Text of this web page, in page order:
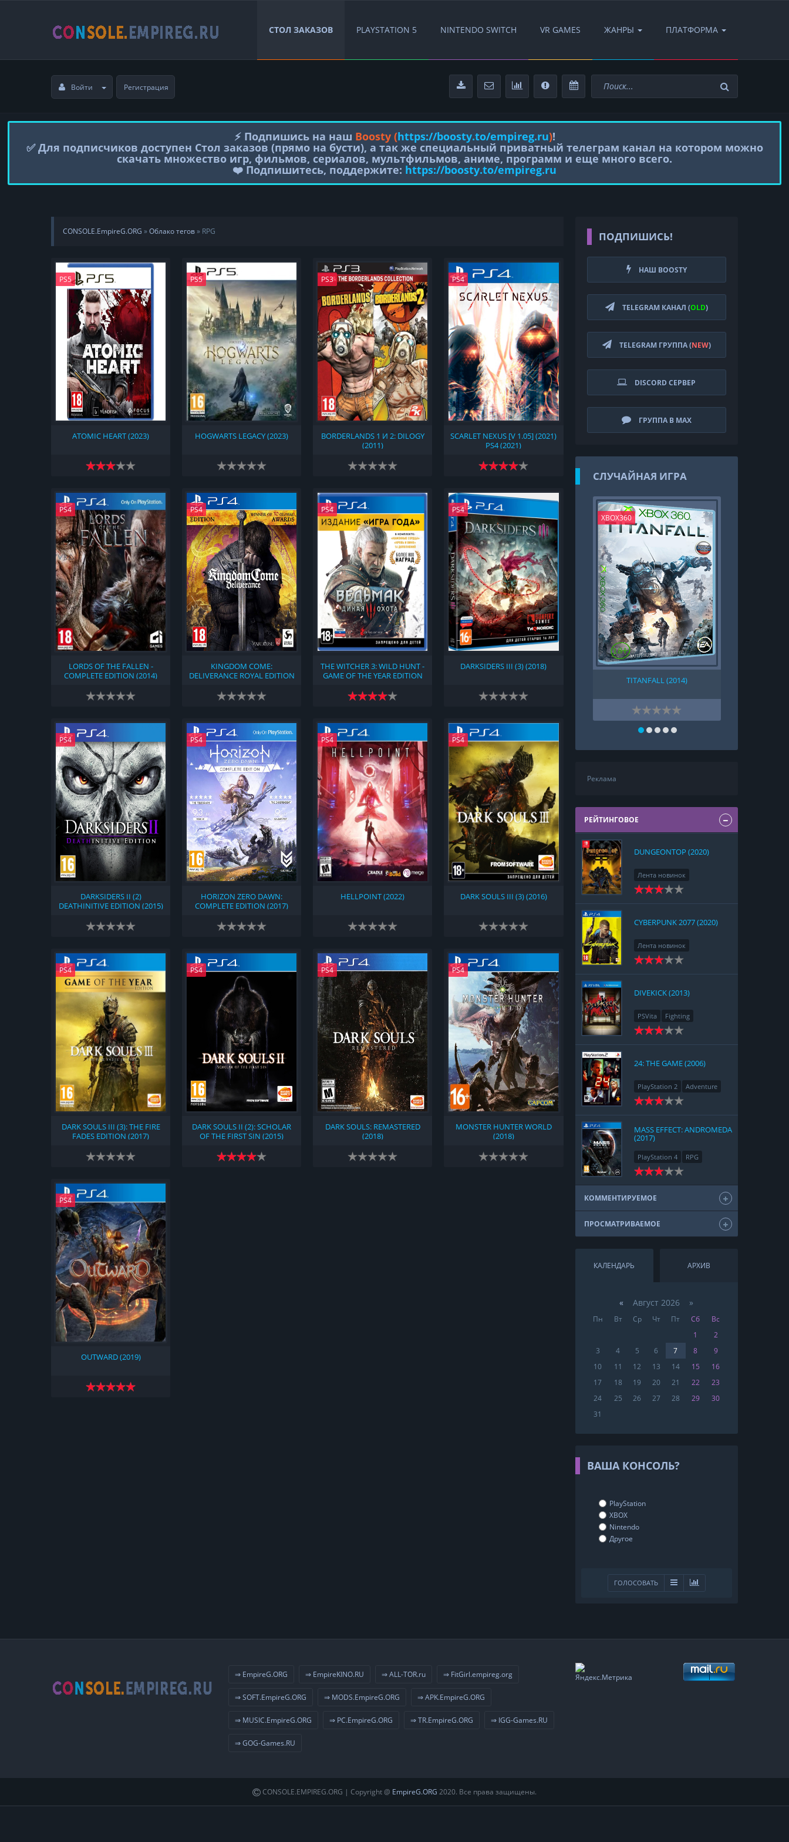
СТОЛ ЗАКАЗОВ PLAYSTATION 5 NINTENDO SWITCH VR GAMES ЖАНРЫ ПЛАТФОРМА
Войти Регистрация
⚡️ Подпишись на наш Boosty (https://boosty.to/empireg.ru)!
✅ Для подписчиков доступен Стол заказов (прямо на бусти), а так же специальный приватный телеграм канал на котором можно
скачать множество игр, фильмов, сериалов, мультфильмов, аниме, программ и еще много всего.
❤️ Подпишитесь, поддержите: https://boosty.to/empireg.ru
CONSOLE.EmpireG.ORG »Облако тегов» RPG
PS5
ATOMIC HEART (2023)
PS5
HOGWARTS LEGACY (2023)
PS3
BORDERLANDS 1 И 2: DILOGY
(2011)
PS4
SCARLET NEXUS [V 1.05] (2021)
PS4 (2021)
PS4
LORDS OF THE FALLEN -
COMPLETE EDITION (2014)
PS4
KINGDOM COME:
DELIVERANCE ROYAL EDITION
PS4
THE WITCHER 3: WILD HUNT -
GAME OF THE YEAR EDITION
PS4
DARKSIDERS III (3) (2018)
PS4
DARKSIDERS II (2)
DEATHINITIVE EDITION (2015)
PS4
HORIZON ZERO DAWN:
COMPLETE EDITION (2017)
PS4
HELLPOINT (2022)
PS4
DARK SOULS III (3) (2016)
PS4
DARK SOULS III (3): THE FIRE
FADES EDITION (2017)
PS4
DARK SOULS II (2): SCHOLAR
OF THE FIRST SIN (2015)
PS4
DARK SOULS: REMASTERED
(2018)
PS4
MONSTER HUNTER WORLD
(2018)
PS4
OUTWARD (2019)
ПОДПИШИСЬ!
НАШ BOOSTY
TELEGRAM КАНАЛ (OLD)
TELEGRAM ГРУППА (NEW)
DISCORD СЕРВЕР
ГРУППА В MAX
СЛУЧАЙНАЯ ИГРА
XBOX360
TITANFALL (2014)
Реклама
РЕЙТИНГОВОЕ
DUNGEONTOP (2020)
Лента новинок
Nintendo Switch
CYBERPUNK 2077 (2020)
Лента новинок
PlayStation 4
DIVEKICK (2013)
PSVita Fighting
24: THE GAME (2006)
PlayStation 2 Adventure
MASS EFFECT: ANDROMEDA
(2017)
PlayStation 4 RPG
КОММЕНТИРУЕМОЕ
ПРОСМАТРИВАЕМОЕ
КАЛЕНДАРЬ АРХИВ
« Август 2026 »
Пн Вт Ср Чт Пт Сб
Вс
1
2
3
4 5 6 7 8
9
10
11 12 13 14 15
16
17
18 19 20 21 22
23
24
25 26 27 28 29
30
31
ВАША КОНСОЛЬ?
PlayStation
XBOX
Nintendo
Другое
ГОЛОСОВАТЬ
⇒ EmpireG.ORG ⇒ EmpireKINO.RU ⇒ ALL-TOR.ru ⇒ FitGirl.empireg.org
⇒ SOFT.EmpireG.ORG ⇒ MODS.EmpireG.ORG ⇒ APK.EmpireG.ORG
⇒ MUSIC.EmpireG.ORG ⇒ PC.EmpireG.ORG ⇒ TR.EmpireG.ORG ⇒ IGG-Games.RU
⇒ GOG-Games.RU
CONSOLE.EMPIREG.ORG | Copyright @ EmpireG.ORG 2020. Все права защищены.